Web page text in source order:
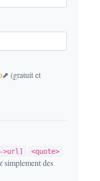
(gratuit et
>url]
<quote>
simplement des